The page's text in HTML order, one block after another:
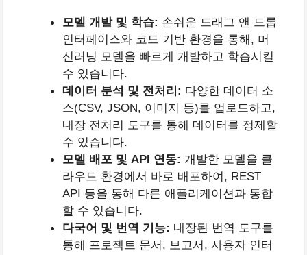
모델 개발 및 학습: 손쉬운 드래그 앤 드롭
인터페이스와 코드 기반 환경을 통해, 머
신러닝 모델을 빠르게 개발하고 학습시킬
수 있습니다.
데이터 분석 및 전처리: 다양한 데이터 소
스(CSV, JSON, 이미지 등)를 업로드하고,
내장 전처리 도구를 통해 데이터를 정제할
수 있습니다.
모델 배포 및 API 연동: 개발한 모델을 클
라우드 환경에서 바로 배포하여, REST
API 등을 통해 다른 애플리케이션과 통합
할 수 있습니다.
다국어 및 번역 기능: 내장된 번역 도구를
통해 프로젝트 문서, 보고서, 사용자 인터